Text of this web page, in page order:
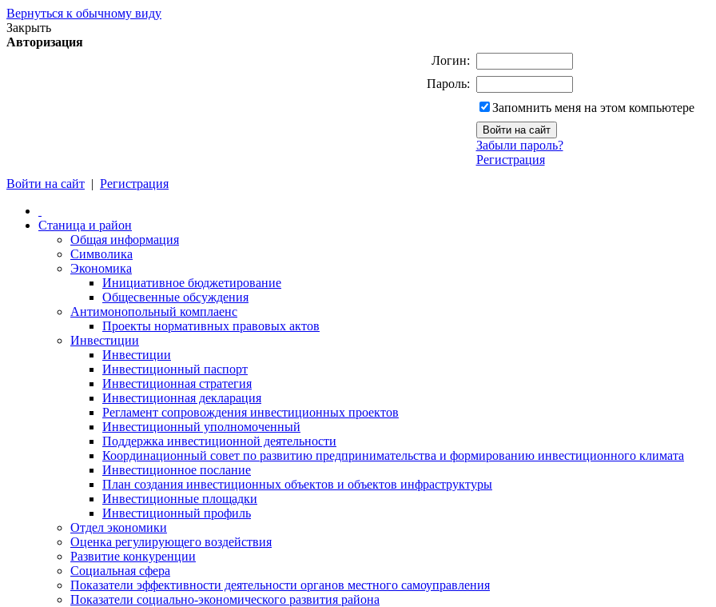
Вернуться к обычному виду
Закрыть
Авторизация
Логин:
Пароль:
Запомнить меня на этом компьютере
Забыли пароль?
Регистрация
Войти на сайт | Регистрация
Станица и район
Общая информация
Символика
Экономика
Инициативное бюджетирование
Общесвенные обсуждения
Антимонопольный комплаенс
Проекты нормативных правовых актов
Инвестиции
Инвестиции
Инвестиционный паспорт
Инвестиционная стратегия
Инвестиционная декларация
Регламент сопровождения инвестиционных проектов
Инвестиционный уполномоченный
Поддержка инвестиционной деятельности
Координационный совет по развитию предпринимательства и формированию инвестиционного климата
Инвестиционное послание
План создания инвестиционных объектов и объектов инфраструктуры
Инвестиционные площадки
Инвестиционный профиль
Отдел экономики
Оценка регулирующего воздействия
Развитие конкуренции
Социальная сфера
Показатели эффективности деятельности органов местного самоуправления
Показатели социально-экономического развития района